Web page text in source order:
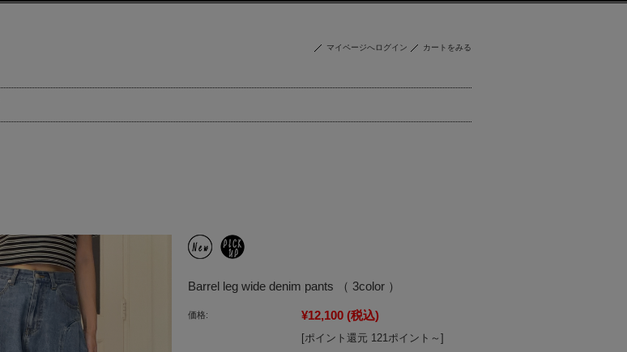
マイページへログイン カートをみる
Barrel leg wide denim pants （ 3color ）
価格: ¥12,100 (税込)
[ポイント還元 121ポイント～]